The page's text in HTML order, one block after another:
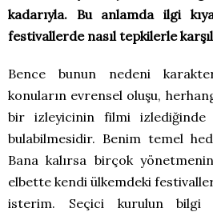
kadarıyla. Bu anlamda ilgi
festivallerde nasıl tepkilerle
Bence bunun nedeni
konuların evrensel oluşu,
bir izleyicinin filmi izlediğinde
bulabilmesidir. Benim temel
Bana kalırsa birçok
elbette kendi ülkemdeki
isterim. Seçici kurulun bilgi